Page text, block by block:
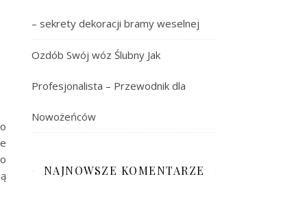
– sekrety dekoracji bramy weselnej
Ozdób Swój wóz Ślubny Jak
Profesjonalista – Przewodnik dla
Nowożeńców
NAJNOWSZE KOMENTARZE